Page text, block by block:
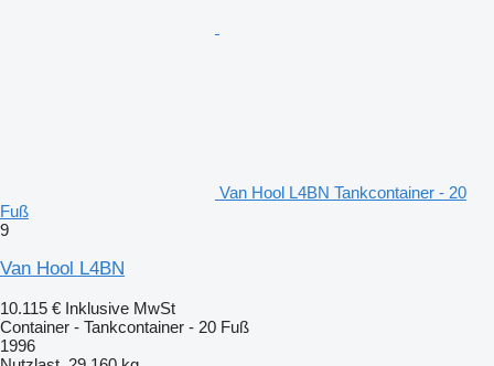
Van Hool L4BN Tankcontainer - 20
Fuß
9
Van Hool L4BN
10.115 € Inklusive MwSt
Container - Tankcontainer - 20 Fuß
1996